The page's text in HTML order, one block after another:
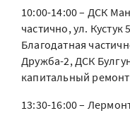
10:00-14:00 – ДСК
частично, ул. Кустук
Благодатная
Дружба-2, ДСК
капитальный
13:30-16:00 –